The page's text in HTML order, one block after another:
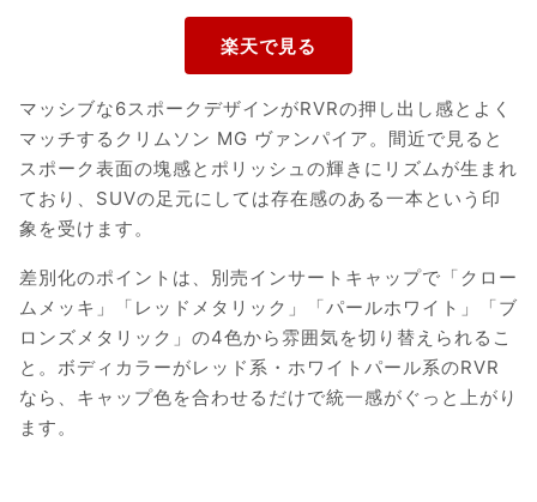
マッシブな6スポークデザインがRVRの押し出し感とよく
マッチするクリムソン MG ヴァンパイア。間近で見ると
スポーク表面の塊感とポリッシュの輝きにリズムが生まれ
ており、SUVの足元にしては存在感のある一本という印
象を受けます。
差別化のポイントは、別売インサートキャップで「クロー
ムメッキ」「レッドメタリック」「パールホワイト」「ブ
ロンズメタリック」の4色から雰囲気を切り替えられるこ
と。ボディカラーがレッド系・ホワイトパール系のRVR
なら、キャップ色を合わせるだけで統一感がぐっと上がり
ます。